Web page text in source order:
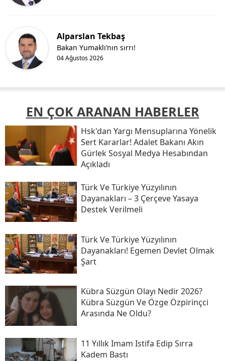
Alparslan Tekbaş
04 Ağustos 2026
Bakan Yumaklı’nın sırrı!
EN ÇOK ARANAN HABERLER
Hsk'dan Yargı Mensuplarına Yönelik
Sert Kararlar! Adalet Bakanı Akın
Gürlek Sosyal Medya Hesabından
Açıkladı
Türk Ve Türkiye Yüzyılının
Dayanakları – 3 Çerçeve Yasaya
Destek Verilmeli
Türk Ve Türkiye Yüzyılının
Dayanakları! Egemen Devlet Olmak
Şart
Kübra Süzgün Olayı Nedir 2026?
Kübra Süzgün Ve Özge Özpirinçci
Arasında Ne Oldu?
11 Yıllık Imam Istifa Edip Sırra
Kadem Bastı